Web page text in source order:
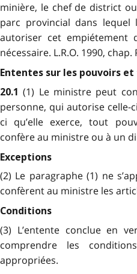
minière, le chef de district
parc provincial dans
autoriser cet empiétement
nécessaire. L.R.O. 1990, chap.
Ententes sur les pouvoirs
20.1 (1) Le ministre peut
personne, qui autorise celle-
ci qu’elle exerce, tout
confère au ministre ou à un
Exceptions
(2) Le paragraphe (1) ne
confèrent au ministre les
Conditions
(3) L’entente conclue en
comprendre les
appropriées.